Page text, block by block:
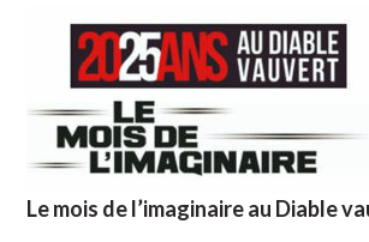
Le mois de l’imaginaire au Diable